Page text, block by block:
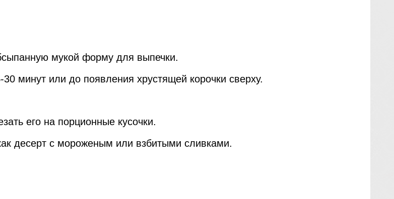
мукой форму для выпечки.
минут или до появления хрустящей корочки сверху.
его на порционные кусочки.
десерт с мороженым или взбитыми сливками.